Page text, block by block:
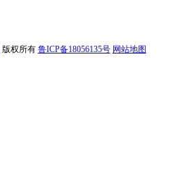
版权所有 鲁ICP备18056135号 网站地图